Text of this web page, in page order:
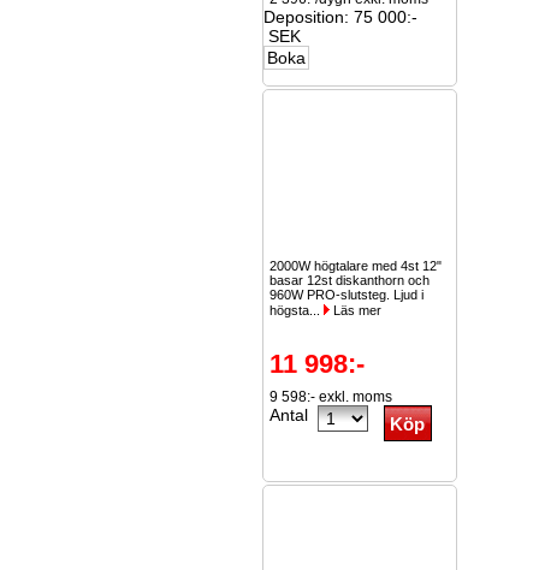
Deposition: 75 000:-
SEK
2000W högtalare med 4st 12"
basar 12st diskanthorn och
960W PRO-slutsteg. Ljud i
högsta...
Läs mer
11 998:-
9 598:- exkl. moms
Antal